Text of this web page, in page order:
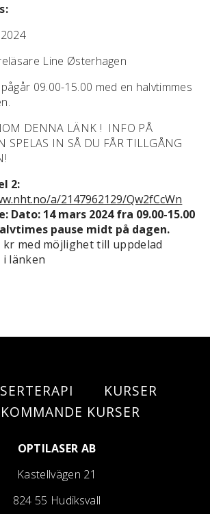
Line Østerhagen
09.00-15.00 med en halvtimmes
DENNA LÄNK ! INFO PÅ
SPELAS IN SÅ DU FÅR TILLGÅNG
2:
a/2147962129/Qw2fCcWn
Dato: 14 mars 2024 fra 09.00-15.00
pause midt på dagen.
kr med möjlighet till uppdelad
länken
KURSER
KOMMANDE KURSER
OPTILASER AB
Kastellvägen 21
824 55 Hudiksvall